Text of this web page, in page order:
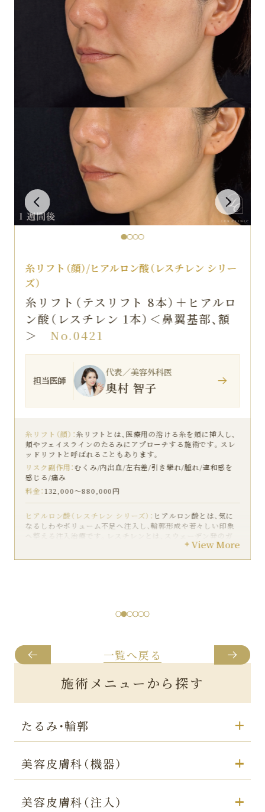
糸リフト（顔）/ヒアルロン酸（レスチレン シリー
ズ）
糸リフト（テスリフト 2本、カクテルリ
フト4本）＋ヒアルロン酸（レスチレン
2本）＜口横＞
担当医師
代表／美容外科医
奥村 智子
糸リフト（顔）： 糸リフトとは、医療用の溶ける糸を頬に挿入し、
頬やフェイスラインのたるみにアプローチする施術です。スレ
ッドリフトと呼ばれることもあります。
リスク副作用： むくみ/内出血/左右差/引き攣れ/腫れ/違和感を
感じる/痛み
料金：132,000〜880,000円
ヒアルロン酸（レスチレン シリーズ）： ヒアルロン酸とは、気に
なるしわやボリューム不足へ注入し、輪郭形成や若々しい印象
へ整える注入治療です。レスチレンとは、スウェーデン発のガ
リスク副作用：アレルギー/むくみ/内出血/左右差/引き攣れ/痛
View More
一覧へ戻る
施術メニューから探す
たるみ・輪郭
美容皮膚科（機器）
美容皮膚科（注入）